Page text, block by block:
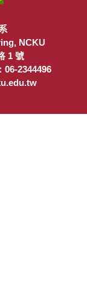
NCKU
1 號
06-2344496